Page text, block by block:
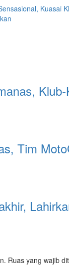
Kuasai
Tim
Ruas yang wajib